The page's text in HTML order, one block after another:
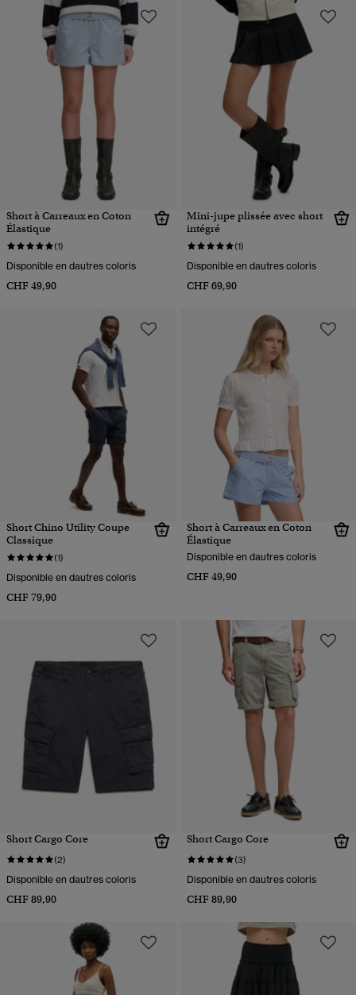
Short à Carreaux en Coton
Élastique
(1)
Disponible en dautres coloris
CHF 49,90
Mini-jupe plissée avec short
intégré
(1)
Disponible en dautres coloris
CHF 69,90
Short Chino Utility Coupe
Classique
(1)
Disponible en dautres coloris
CHF 79,90
Short à Carreaux en Coton
Élastique
Disponible en dautres coloris
CHF 49,90
Short Cargo Core
(2)
Disponible en dautres coloris
CHF 89,90
Short Cargo Core
(3)
Disponible en dautres coloris
CHF 89,90